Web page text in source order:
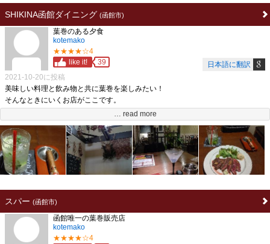
葉巻は必ずここで頂きます。
SHIKINA函館ダイニング (函館市)
日本語に翻訳
葉巻のある夕食
kotemako
★★★★☆4
like it!
39
2021-10-20に投稿
美味しい料理と飲み物と共に葉巻を楽しみたい！
そんなときにいくお店がここです。
マスターが超が付くほど器用な方だからか、ジビエだけでなく、サラダ、魚介
類、お肉料理、デザート、カクテルとメニューが豊富です。（内装や暖炉まで自
家製で作られていたにのは驚きました。）
葉巻は販売していますが、シガーバーのようにメインで取り扱っているわけでは
ないため、あるかどうかはわかりません。
また本サイトの趣旨と外れてしまい恐縮ですが、珍しくシーシャが置いてあり、
葉巻を楽しむのに最高のお店ですが、葉巻販売は充実していないため、星４での
レビューとしました。
… read more
スパー (函館市)
函館唯一の葉巻販売店
kotemako
★★★★☆4